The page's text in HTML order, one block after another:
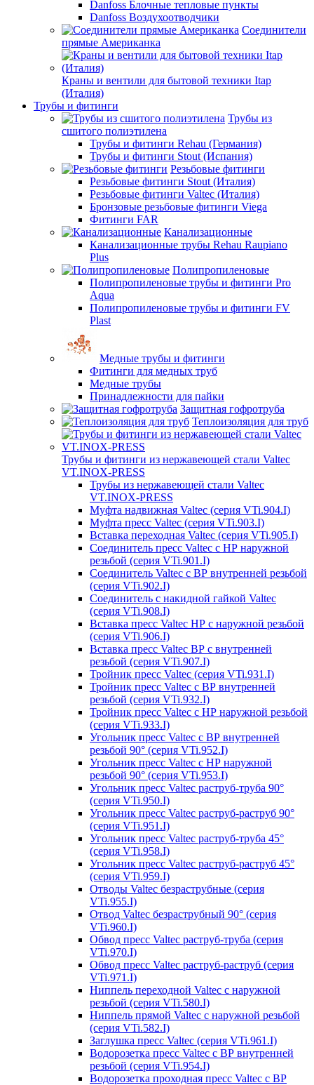
Danfoss Блочные тепловые пункты
Danfoss Воздухоотводчики
Соединители
прямые Американка
Краны и вентили для бытовой техники Itap
(Италия)
Трубы и фитинги
Трубы из
сшитого полиэтилена
Трубы и фитинги Rehau (Германия)
Трубы и фитинги Stout (Испания)
Резьбовые фитинги
Резьбовые фитинги Stout (Италия)
Резьбовые фитинги Valtec (Италия)
Бронзовые резьбовые фитинги Viega
Фитинги FAR
Канализационные
Канализационные трубы Rehau Raupiano
Plus
Полипропиленовые
Полипропиленовые трубы и фитинги Pro
Aqua
Полипропиленовые трубы и фитинги FV
Plast
Медные трубы и фитинги
Фитинги для медных труб
Медные трубы
Принадлежности для пайки
Защитная гофротруба
Теплоизоляция для труб
Трубы и фитинги из нержавеющей стали Valtec
VT.INOX-PRESS
Трубы из нержавеющей стали Valtec
VT.INOX-PRESS
Муфта надвижная Valtec (серия VTi.904.I)
Муфта пресс Valtec (серия VTi.903.I)
Вставка переходная Valtec (серия VTi.905.I)
Соединитель пресс Valtec с НР наружной
резьбой (серия VTi.901.I)
Соединитель Valtec с ВР внутренней резьбой
(серия VTi.902.I)
Соединитель с накидной гайкой Valtec
(серия VTi.908.I)
Вставка пресс Valtec НР с наружной резьбой
(серия VTi.906.I)
Вставка пресс Valtec ВР с внутренней
резьбой (серия VTi.907.I)
Тройник пресс Valtec (серия VTi.931.I)
Тройник пресс Valtec с ВР внутренней
резьбой (серия VTi.932.I)
Тройник пресс Valtec с НР наружной резьбой
(серия VTi.933.I)
Угольник пресс Valtec с ВР внутренней
резьбой 90° (серия VTi.952.I)
Угольник пресс Valtec с НР наружной
резьбой 90° (серия VTi.953.I)
Угольник пресс Valtec раструб-труба 90°
(серия VTi.950.I)
Угольник пресс Valtec раструб-раструб 90°
(серия VTi.951.I)
Угольник пресс Valtec раструб-труба 45°
(серия VTi.958.I)
Угольник пресс Valtec раструб-раструб 45°
(серия VTi.959.I)
Отводы Valtec безраструбные (серия
VTi.955.I)
Отвод Valtec безраструбный 90° (серия
VTi.960.I)
Обвод пресс Valtec раструб-труба (серия
VTi.970.I)
Обвод пресс Valtec раструб-раструб (серия
VTi.971.I)
Ниппель переходной Valtec с наружной
резьбой (серия VTi.580.I)
Ниппель прямой Valtec с наружной резьбой
(серия VTi.582.I)
Заглушка пресс Valtec (серия VTi.961.I)
Водорозетка пресс Valtec с ВР внутренней
резьбой (серия VTi.954.I)
Водорозетка проходная пресс Valtec с ВР